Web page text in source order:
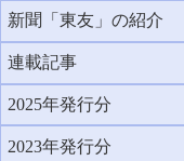
新聞「東友」の紹介
連載記事
2025年発行分
2023年発行分